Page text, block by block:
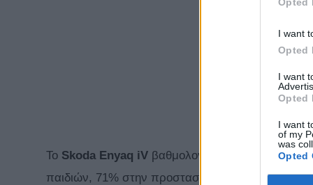
I want
Opted
I want
Opted
I want
of my
was
Opted
Το Skoda Enyaq iV βαθμολογήθηκε με 94% στην
παιδιών, 71% στην προστασία πεζών-